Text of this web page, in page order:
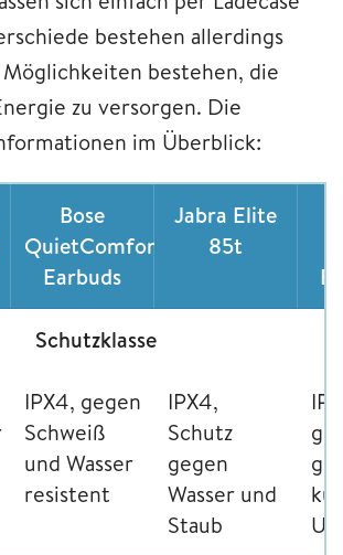
bestehen allerdings
bestehen, die
zu versorgen. Die
im Überblick:
Bose
QuietComfort
Earbuds
Jabra Elite
85t
Schutzklasse
IPX4, gegen
Schweiß
und Wasser
resistent
IPX4,
Schutz
gegen
Wasser und
Staub